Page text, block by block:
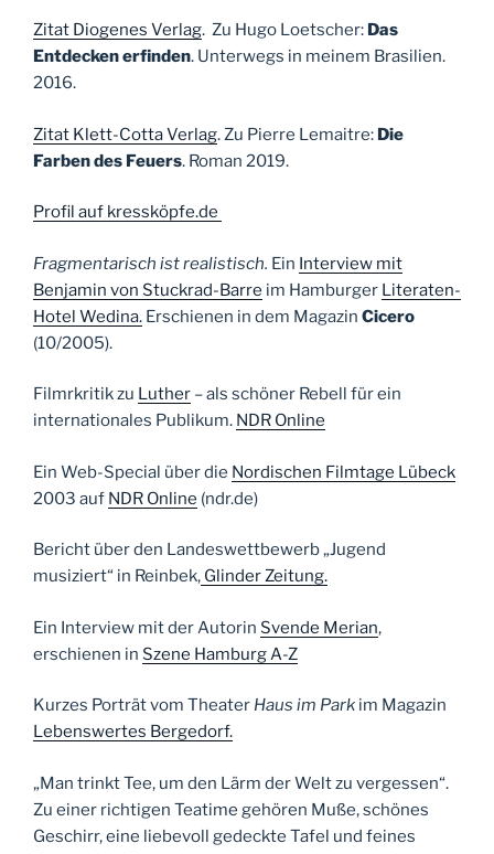
Zitat Diogenes Verlag. Zu Hugo Loetscher: Das
Entdecken erfinden. Unterwegs in meinem Brasilien.
2016.
Zitat Klett-Cotta Verlag. Zu Pierre Lemaitre: Die
Farben des Feuers. Roman 2019.
Profil auf kressköpfe.de
Fragmentarisch ist realistisch. Ein Interview mit
Benjamin von Stuckrad-Barre im Hamburger Literaten-
Hotel Wedina. Erschienen in dem Magazin Cicero
(10/2005).
Filmrkritik zu Luther – als schöner Rebell für ein
internationales Publikum. NDR Online
Ein Web-Special über die Nordischen Filmtage Lübeck
2003 auf NDR Online (ndr.de)
Bericht über den Landeswettbewerb „Jugend
musiziert“ in Reinbek, Glinder Zeitung.
Ein Interview mit der Autorin Svende Merian,
erschienen in Szene Hamburg A-Z
Kurzes Porträt vom Theater Haus im Park im Magazin
Lebenswertes Bergedorf.
„Man trinkt Tee, um den Lärm der Welt zu vergessen“.
Zu einer richtigen Teatime gehören Muße, schönes
Geschirr, eine liebevoll gedeckte Tafel und feines